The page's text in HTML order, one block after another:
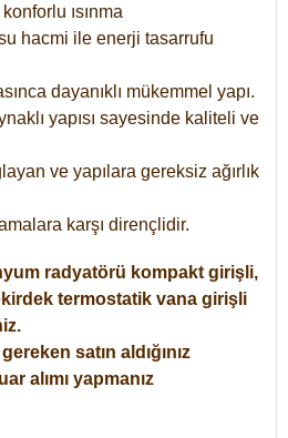
ısınma
hacmi ile enerji tasarrufu
dayanıklı mükemmel yapı.
yapısı sayesinde kaliteli ve
ve yapılara gereksiz ağırlık
karşı dirençlidir.
radyatörü kompakt girişli,
termostatik vana girişli
satın aldığınız
alımı yapmanız